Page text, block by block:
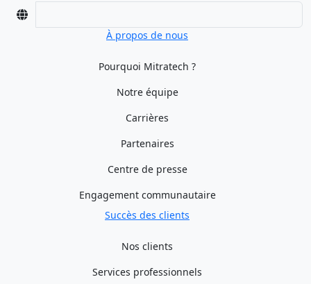
À propos de nous
Pourquoi Mitratech ?
Notre équipe
Carrières
Partenaires
Centre de presse
Engagement communautaire
Succès des clients
Nos clients
Services professionnels